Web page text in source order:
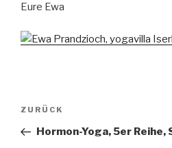
Eure Ewa
Beitragsnavigation
Vorheriger
Beitrag
ZURÜCK
Hormon-Yoga, 5er Reihe,